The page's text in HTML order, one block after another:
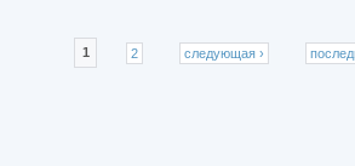
1 2 следующая ›